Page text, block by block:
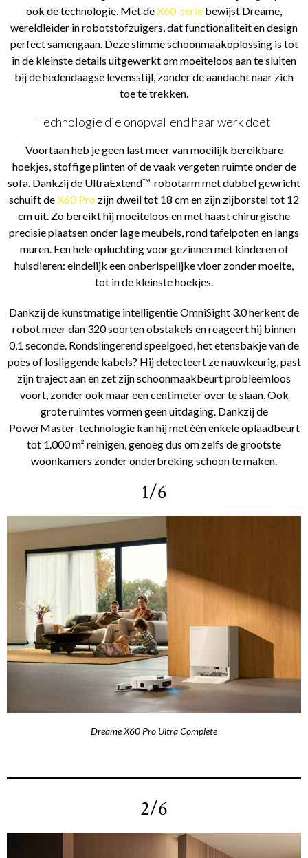
ook de technologie. Met deX60-serie bewijst Dreame,
wereldleider in robotstofzuigers, dat functionaliteit en design
perfect samengaan. Deze slimme schoonmaakoplossing is tot
in de kleinste details uitgewerkt om moeiteloos aan te sluiten
bij de hedendaagse levensstijl, zonder de aandacht naar zich
toe te trekken.
Technologie die onopvallend haar werk doet
Voortaan heb je geen last meer van moeilijk bereikbare
hoekjes, stoffige plinten of de vaak vergeten ruimte onder de
sofa. Dankzij de UltraExtend™-robotarm met dubbel gewricht
schuift deX60 Pro zijn dweil tot 18 cm en zijn zijborstel tot 12
cm uit. Zo bereikt hij moeiteloos en met haast chirurgische
precisie plaatsen onder lage meubels, rond tafelpoten en langs
muren. Een hele opluchting voor gezinnen met kinderen of
huisdieren: eindelijk een onberispelijke vloer zonder moeite,
tot in de kleinste hoekjes.
Dankzij de kunstmatige intelligentie OmniSight 3.0 herkent de
robot meer dan 320 soorten obstakels en reageert hij binnen
0,1 seconde. Rondslingerend speelgoed, het etensbakje van de
poes of losliggende kabels? Hij detecteert ze nauwkeurig, past
zijn traject aan en zet zijn schoonmaakbeurt probleemloos
voort, zonder ook maar een centimeter over te slaan. Ook
grote ruimtes vormen geen uitdaging. Dankzij de
PowerMaster-technologie kan hij met één enkele oplaadbeurt
tot 1.000 m² reinigen, genoeg dus om zelfs de grootste
woonkamers zonder onderbreking schoon te maken.
1/6
Dreame X60 Pro Ultra Complete
2/6